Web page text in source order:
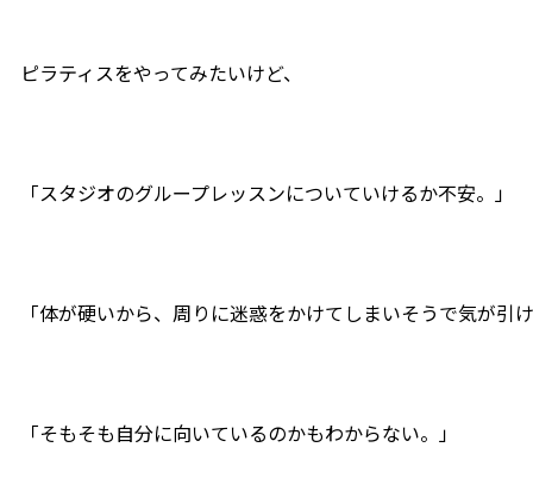
ピラティスをやってみたいけど、
「スタジオのグループレッスンについていけるか不安。」
「体が硬いから、周りに迷惑をかけてしまいそうで気が引
「そもそも自分に向いているのかもわからない。」